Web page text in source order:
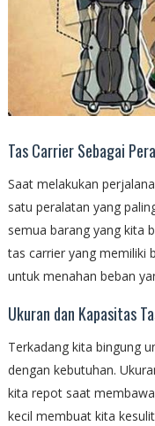
Tas Carrier Sebagai
Saat melakukan
satu peralatan yang
semua barang yang kita
tas carrier yang memiliki
untuk menahan beban
Ukuran dan Kapasitas
Terkadang kita bingung
dengan kebutuhan.
kita repot saat
kecil membuat kita